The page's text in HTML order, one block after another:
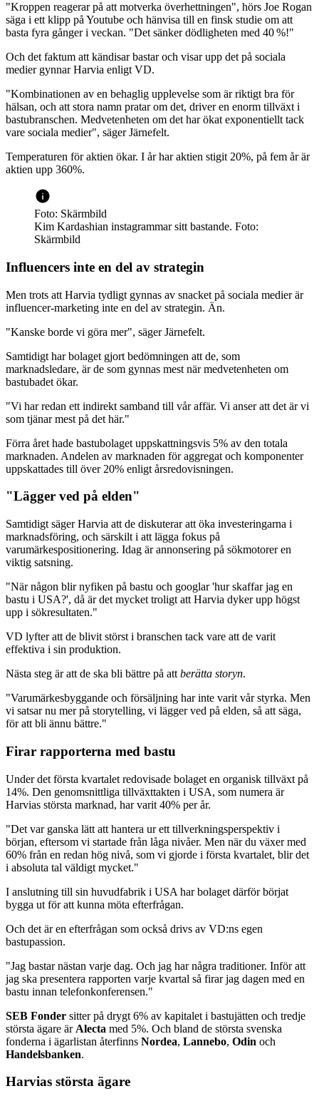
"Kroppen reagerar på att motverka överhettningen", hörs Joe Rogan
säga i ett klipp på Youtube och hänvisa till en finsk studie om att
basta fyra gånger i veckan. "Det sänker dödligheten med 40 %!"
Och det faktum att kändisar bastar och visar upp det på sociala
medier gynnar Harvia enligt VD.
"Kombinationen av en behaglig upplevelse som är riktigt bra för
hälsan, och att stora namn pratar om det, driver en enorm tillväxt i
bastubranschen. Medvetenheten om det har ökat exponentiellt tack
vare sociala medier", säger Järnefelt.
Temperaturen för aktien ökar. I år har aktien stigit 20%, på fem år är
aktien upp 360%.
Foto: Skärmbild
Kim Kardashian instagrammar sitt bastande. Foto:
Skärmbild
Influencers inte en del av strategin
Men trots att Harvia tydligt gynnas av snacket på sociala medier är
influencer-marketing inte en del av strategin. Än.
"Kanske borde vi göra mer", säger Järnefelt.
Samtidigt har bolaget gjort bedömningen att de, som
marknadsledare, är de som gynnas mest när medvetenheten om
bastubadet ökar.
"Vi har redan ett indirekt samband till vår affär. Vi anser att det är vi
som tjänar mest på det här."
Förra året hade bastubolaget uppskattningsvis 5% av den totala
marknaden. Andelen av marknaden för aggregat och komponenter
uppskattades till över 20% enligt årsredovisningen.
"Lägger ved på elden"
Samtidigt säger Harvia att de diskuterar att öka investeringarna i
marknadsföring, och särskilt i att lägga fokus på
varumärkespositionering. Idag är annonsering på sökmotorer en
viktig satsning.
"När någon blir nyfiken på bastu och googlar 'hur skaffar jag en
bastu i USA?', då är det mycket troligt att Harvia dyker upp högst
upp i sökresultaten."
VD lyfter att de blivit störst i branschen tack vare att de varit
effektiva i sin produktion.
Nästa steg är att de ska bli bättre på att berätta storyn.
"Varumärkesbyggande och försäljning har inte varit vår styrka. Men
vi satsar nu mer på storytelling, vi lägger ved på elden, så att säga,
för att bli ännu bättre."
Firar rapporterna med bastu
Under det första kvartalet redovisade bolaget en organisk tillväxt på
14%. Den genomsnittliga tillväxttakten i USA, som numera är
Harvias största marknad, har varit 40% per år.
"Det var ganska lätt att hantera ur ett tillverkningsperspektiv i
början, eftersom vi startade från låga nivåer. Men när du växer med
60% från en redan hög nivå, som vi gjorde i första kvartalet, blir det
i absoluta tal väldigt mycket."
I anslutning till sin huvudfabrik i USA har bolaget därför börjat
bygga ut för att kunna möta efterfrågan.
Och det är en efterfrågan som också drivs av VD:ns egen
bastupassion.
"Jag bastar nästan varje dag. Och jag har några traditioner. Inför att
jag ska presentera rapporten varje kvartal så firar jag dagen med en
bastu innan telefonkonferensen."
SEB Fonder sitter på drygt 6% av kapitalet i bastujätten och tredje
största ägare är Alecta med 5%. Och bland de största svenska
fonderna i ägarlistan återfinns Nordea, Lannebo, Odin och
Handelsbanken.
Harvias största ägare